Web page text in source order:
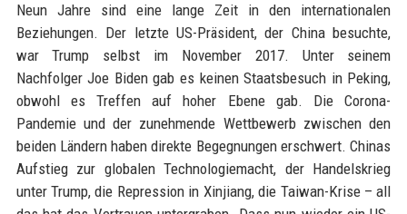
Neun Jahre sind eine lange Zeit in den internationalen
Beziehungen. Der letzte US-Präsident, der China besuchte,
war Trump selbst im November 2017. Unter seinem
Nachfolger Joe Biden gab es keinen Staatsbesuch in Peking,
obwohl es Treffen auf hoher Ebene gab. Die Corona-
Pandemie und der zunehmende Wettbewerb zwischen den
beiden Ländern haben direkte Begegnungen erschwert. Chinas
Aufstieg zur globalen Technologiemacht, der Handelskrieg
unter Trump, die Repression in Xinjiang, die Taiwan-Krise – all